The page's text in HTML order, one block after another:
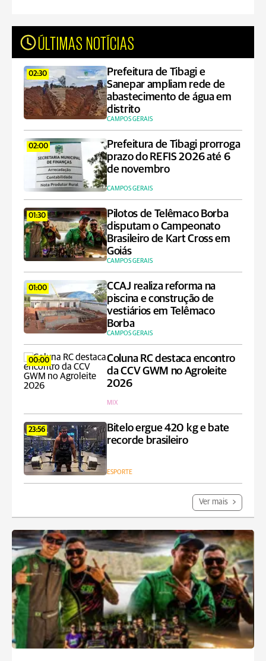
ÚLTIMAS NOTÍCIAS
02:30
Prefeitura de Tibagi e
Sanepar ampliam rede de
abastecimento de água em
distrito
CAMPOS GERAIS
02:00
Prefeitura de Tibagi prorroga
prazo do REFIS 2026 até 6
de novembro
CAMPOS GERAIS
01:30
Pilotos de Telêmaco Borba
disputam o Campeonato
Brasileiro de Kart Cross em
Goiás
CAMPOS GERAIS
01:00
CCAJ realiza reforma na
piscina e construção de
vestiários em Telêmaco
Borba
CAMPOS GERAIS
00:00
Coluna RC destaca encontro
da CCV GWM no Agroleite
2026
MIX
23:56
Bitelo ergue 420 kg e bate
recorde brasileiro
ESPORTE
Ver mais